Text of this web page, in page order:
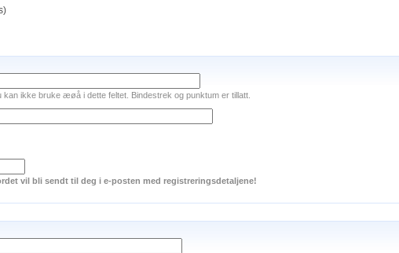
ikke bruke æøå i dette feltet. Bindestrek og punktum er tillatt.
vil bli sendt til deg i e-posten med registreringsdetaljene!